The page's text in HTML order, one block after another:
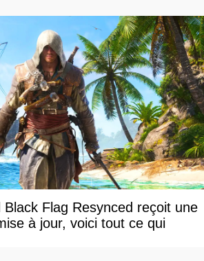
Flag Resynced reçoit une
à jour, voici tout ce qui